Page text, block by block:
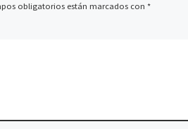
obligatorios están marcados con *